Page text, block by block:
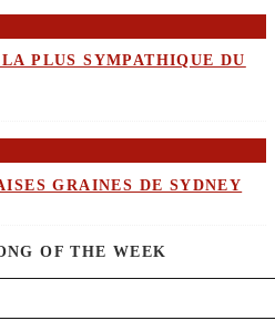
PLUS SYMPATHIQUE DU
GRAINES DE SYDNEY
OF THE WEEK